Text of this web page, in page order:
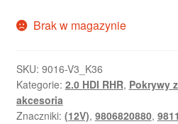
Brak w magazynie
SKU: 9016-V3_K36
Kategorie: 2.0 HDI RHR, Pokrywy
akcesoria
Znaczniki: (12V), 9806820880,